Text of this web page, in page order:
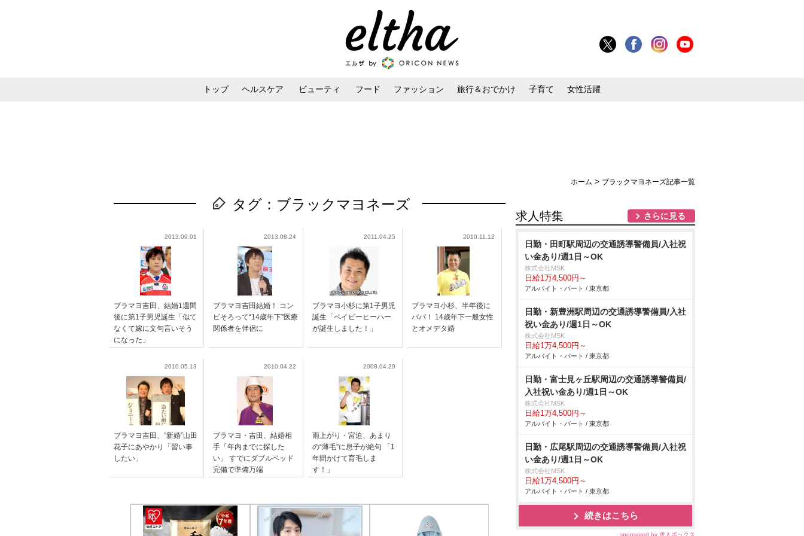
トップ ヘルスケア ビューティ フード ファッション 旅行＆おでかけ 子育て 女性活躍
ホーム > ブラックマヨネーズ記事一覧
タグ：ブラックマヨネーズ
2013.09.01
ブラマヨ吉田、結婚1週間
後に第1子男児誕生「似て
なくて嫁に文句言いそう
になった」
2013.08.24
ブラマヨ吉田結婚！ コン
ビそろって“14歳年下”医療
関係者を伴侶に
2011.04.25
ブラマヨ小杉に第1子男児
誕生「ベイビーヒーハー
が誕生しました！」
2010.11.12
ブラマヨ小杉、半年後に
パパ！ 14歳年下一般女性
とオメデタ婚
2010.05.13
ブラマヨ吉田、“新婚”山田
花子にあやかり「習い事
したい」
2010.04.22
ブラマヨ・吉田、結婚相
手「年内までに探した
い」 すでにダブルベッド
完備で準備万端
2008.04.29
雨上がり・宮迫、あまり
の“薄毛”に息子が絶句 「1
年間かけて育毛しま
す！」
求人特集 さらに見る
日勤・田町駅周辺の交通誘導警備員/入社祝
い金あり/週1日～OK
株式会社MSK
日給1万4,500円～
アルバイト・パート / 東京都
日勤・新豊洲駅周辺の交通誘導警備員/入社
祝い金あり/週1日～OK
株式会社MSK
日給1万4,500円～
アルバイト・パート / 東京都
日勤・富士見ヶ丘駅周辺の交通誘導警備員/
入社祝い金あり/週1日～OK
株式会社MSK
日給1万4,500円～
アルバイト・パート / 東京都
日勤・広尾駅周辺の交通誘導警備員/入社祝
い金あり/週1日～OK
株式会社MSK
日給1万4,500円～
アルバイト・パート / 東京都
続きはこちら
sponsored by 求人ボックス